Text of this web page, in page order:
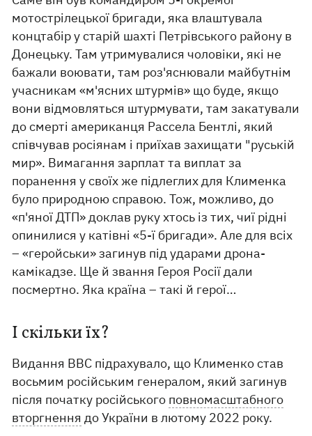
мотострілецької бригади, яка влаштувала
концтабір у старій шахті Петрівського району в
Донецьку. Там утримувалися чоловіки, які не
бажали воювати, там роз'яснювали майбутнім
учасникам «м'ясних штурмів» що буде, якщо
вони відмовляться штурмувати, там закатували
до смерті американця Рассела Бентлі, який
співчував росіянам і приїхав захищати "руській
мир». Вимагання зарплат та виплат за
поранення у своїх же підлеглих для Клименка
було природною справою. Тож, можливо, до
«п'яної ДТП» доклав руку хтось із тих, чиї рідні
опинилися у катівні «5-ї бригади». Але для всіх
– «геройськи» загинув під ударами дрона-
камікадзе. Ще й звання Героя Росії дали
посмертно. Яка країна – такі й герої…
І скільки їх?
Видання ВВС підрахувало, що Клименко став
восьмим російським генералом, який загинув
після початку російського повномасштабного
вторгнення до України в лютому 2022 року.